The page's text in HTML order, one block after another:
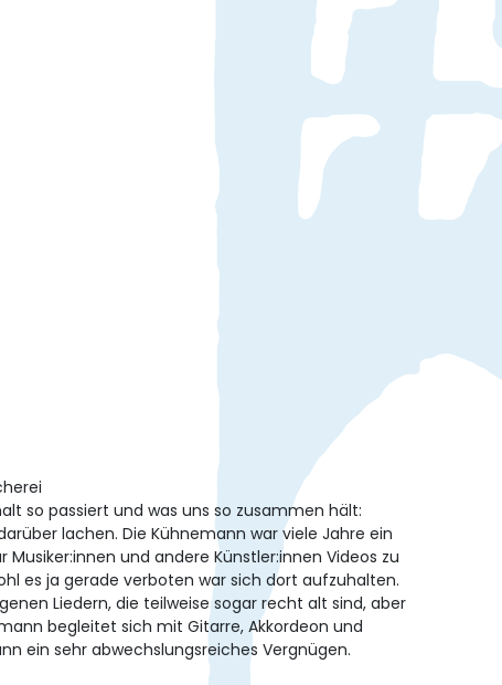
so passiert und was uns so zusammen hält:
lachen. Die Kühnemann war viele Jahre ein
und andere Künstler:innen Videos zu
es ja gerade verboten war sich dort aufzuhalten.
Liedern, die teilweise sogar recht alt sind, aber
begleitet sich mit Gitarre, Akkordeon und
ein sehr abwechslungsreiches Vergnügen.